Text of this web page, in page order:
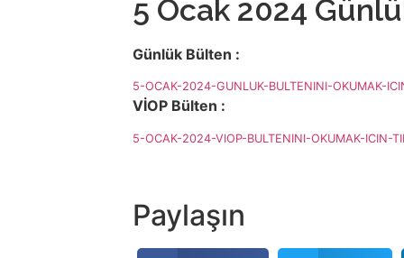
5 Ocak 2024
Günlük Bülten :
5-OCAK-2024-GUNLUK-BULTENINI-OKUMAK-
VİOP Bülten :
5-OCAK-2024-VIOP-BULTENINI-OKUMAK-ICIN-
Paylaşın